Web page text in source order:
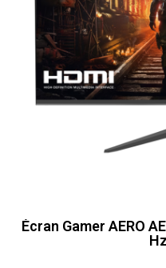
Écran Gamer AERO